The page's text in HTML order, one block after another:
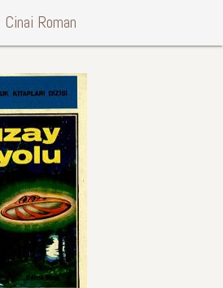
Cinai Roman